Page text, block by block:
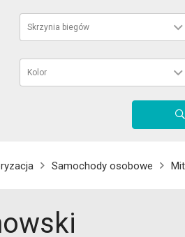
Skrzynia biegów
Kolor
Samochody osobowe